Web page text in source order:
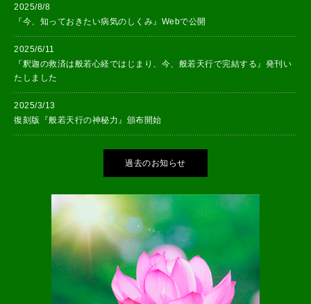
2025/8/8
『今、知っておきたい病気のしくみ』Webで公開
2025/6/11
『釈迦の救済は般若心経ではじまり、今、般若天行で完結する』発刊い
たしました
2025/3/13
復刻版『般若天行の神秘力』頒布開始
過去のお知らせ